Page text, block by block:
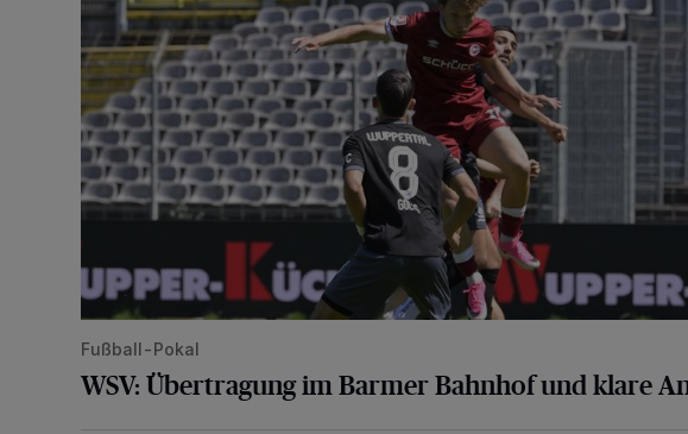
Fußball-Pokal
WSV: Übertragung im Barmer Bahnhof und klare